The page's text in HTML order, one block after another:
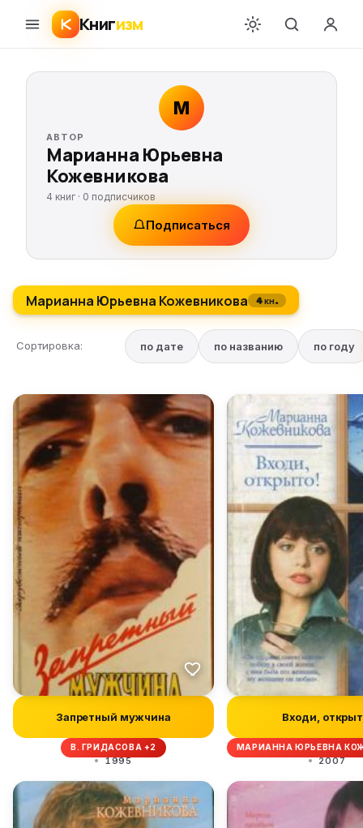
Книгизм
М
АВТОР
Марианна Юрьевна
Кожевникова
4 книг · 0 подписчиков
Подписаться
Марианна Юрьевна Кожевникова 4 кн.
Сортировка: по дате по названию по году
Запретный мужчина
В. ГРИДАСОВА +2
1995
Входи,
МАРИАННА ЮРЬЕВНА
2007